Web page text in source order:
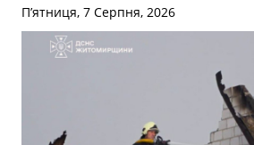
П’ятниця, 7 Серпня, 2026